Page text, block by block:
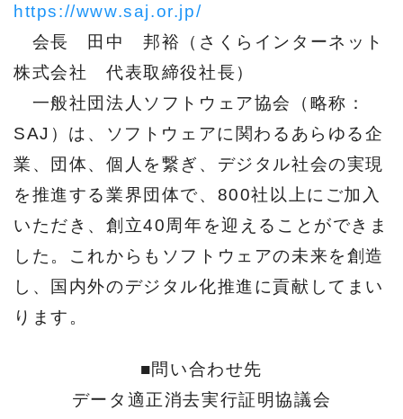
https://www.saj.or.jp/
会長 田中 邦裕（さくらインターネット
株式会社 代表取締役社長）
一般社団法人ソフトウェア協会（略称：
SAJ）は、ソフトウェアに関わるあらゆる企
業、団体、個人を繋ぎ、デジタル社会の実現
を推進する業界団体で、800社以上にご加入
いただき、創立40周年を迎えることができま
した。これからもソフトウェアの未来を創造
し、国内外のデジタル化推進に貢献してまい
ります。
■問い合わせ先
データ適正消去実行証明協議会